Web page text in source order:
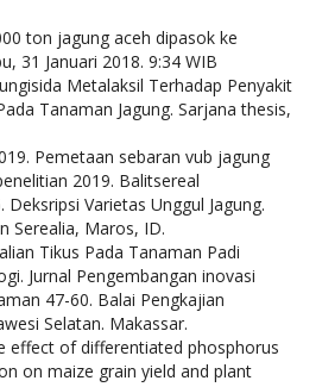
ton jagung aceh dipasok ke
31 Januari 2018. 9:34 WIB
Metalaksil Terhadap Penyakit
Tanaman Jagung. Sarjana thesis,
Pemetaan sebaran vub jagung
2019. Balitsereal
Deksripsi Varietas Unggul Jagung.
Serealia, Maros, ID.
Tikus Pada Tanaman Padi
Jurnal Pengembangan inovasi
47-60. Balai Pengkajian
Selatan. Makassar.
effect of differentiated phosphorus
on maize grain yield and plant